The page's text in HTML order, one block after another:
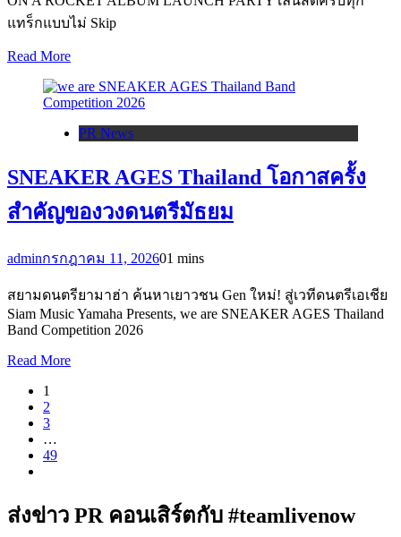
แทร็กแบบไม่ Skip
Read More
PR News
SNEAKER AGES Thailand โอกาสครั้ง
สำคัญของวงดนตรีมัธยม
adminกรกฎาคม 11, 202601 mins
สยามดนตรียามาฮ่า ค้นหาเยาวชน Gen ใหม่! สู่เวทีดนตรีเอเชีย
Siam Music Yamaha Presents, we are SNEAKER AGES Thailand
Band Competition 2026
Read More
1
2
3
…
49
ส่งข่าว PR คอนเสิร์ตกับ #teamlivenow